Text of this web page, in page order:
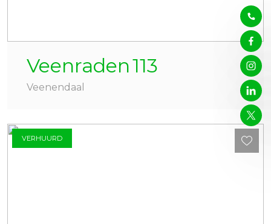
Veenraden113
Veenendaal
VERHUURD